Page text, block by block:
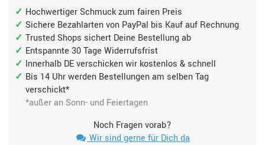
Hochwertiger Schmuck zum fairen Preis
Sichere Bezahlarten von PayPal bis Kauf auf Rechnung
Trusted Shops sichert Deine Bestellung ab
Entspannte 30 Tage Widerrufsfrist
Innerhalb DE verschicken wir kostenlos & schnell
Bis 14 Uhr werden Bestellungen am selben Tag
verschickt*
*außer an Sonn- und Feiertagen
Noch Fragen vorab?
Wir sind gerne für Dich da